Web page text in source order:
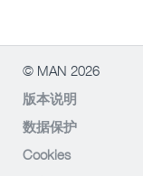
© MAN 2026
版本说明
数据保护
Cookies